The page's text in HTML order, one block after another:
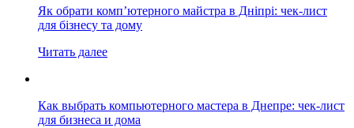
Як обрати комп’ютерного майстра в Дніпрі: чек-лист
для бізнесу та дому
Читать далее
Как выбрать компьютерного мастера в Днепре: чек-лист
для бизнеса и дома